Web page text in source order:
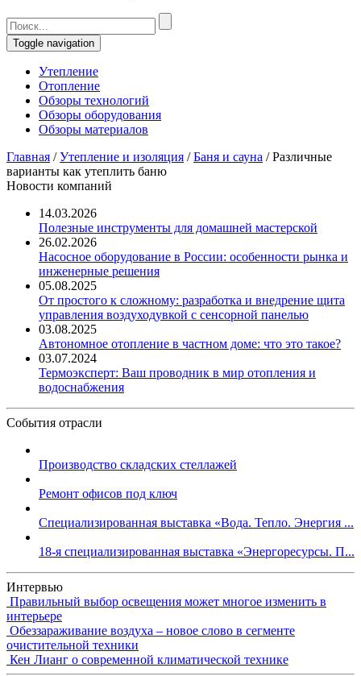
Toggle navigation
Утепление
Отопление
Обзоры технологий
Обзоры оборудования
Обзоры материалов
Главная /Утепление и изоляция /Баня и сауна /Различные
варианты как утеплить баню
Новости компаний
14.03.2026
Полезные инструменты для домашней мастерской
26.02.2026
Насосное оборудование в России: особенности рынка и
инженерные решения
05.08.2025
От простого к сложному: разработка и внедрение щита
управления воздуходувкой с сенсорной панелью
03.08.2025
Автономное отопление в частном доме: что это такое?
03.07.2024
Термоэксперт: Ваш проводник в мир отопления и
водоснабжения
События отрасли
Производство складских стеллажей
Ремонт офисов под ключ
Специализированная выставка «Вода. Тепло. Энергия ...
18-я специализированная выставка «Энергоресурсы. П...
Интервью
Правильный выбор освещения может многое изменить в
интерьере
Обеззараживание воздуха – новое слово в сегменте
очистительной техники
Кен Лианг о современной климатической технике